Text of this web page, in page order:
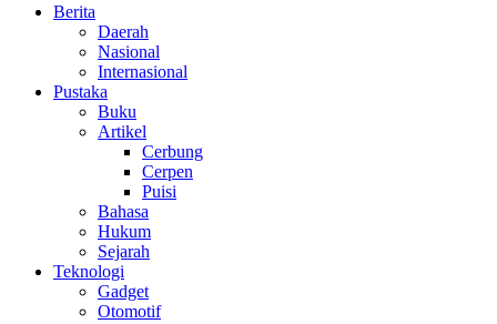
Berita
Daerah
Nasional
Internasional
Pustaka
Buku
Artikel
Cerbung
Cerpen
Puisi
Bahasa
Hukum
Sejarah
Teknologi
Gadget
Otomotif